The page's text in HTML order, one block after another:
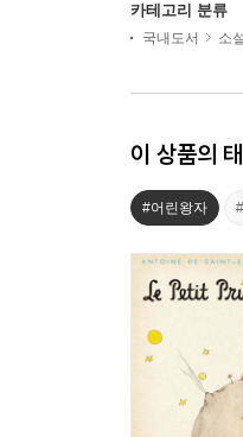
카테고리 분류
국내도서 소
이 상품의
#어린왕자